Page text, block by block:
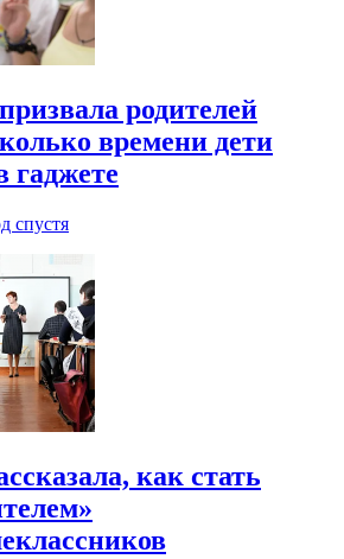
родителей
времени дети
гаджете
спустя
как стать